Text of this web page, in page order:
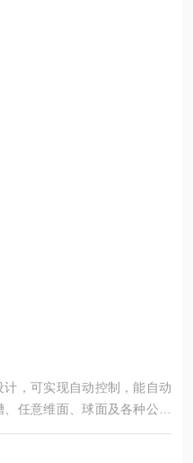
，可实现自动控制，能自动
任意维面、球面及各种公英
功能，可接受和发出多种